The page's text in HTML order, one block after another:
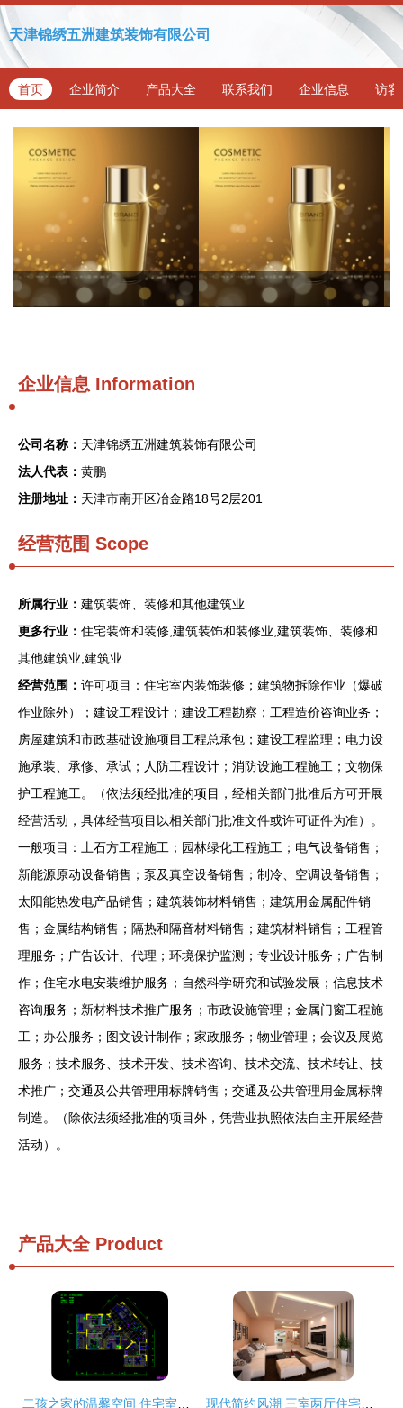
天津锦绣五洲建筑装饰有限公司
首页 企业简介 产品大全 联系我们 企业信息 访客
企业信息 Information
公司名称： 天津锦绣五洲建筑装饰有限公司
法人代表： 黄鹏
注册地址： 天津市南开区冶金路18号2层201
经营范围 Scope
所属行业： 建筑装饰、装修和其他建筑业
更多行业： 住宅装饰和装修,建筑装饰和装修业,建筑装饰、装修和
其他建筑业,建筑业
经营范围： 许可项目：住宅室内装饰装修；建筑物拆除作业（爆破
作业除外）；建设工程设计；建设工程勘察；工程造价咨询业务；
房屋建筑和市政基础设施项目工程总承包；建设工程监理；电力设
施承装、承修、承试；人防工程设计；消防设施工程施工；文物保
护工程施工。（依法须经批准的项目，经相关部门批准后方可开展
经营活动，具体经营项目以相关部门批准文件或许可证件为准）。
一般项目：土石方工程施工；园林绿化工程施工；电气设备销售；
新能源原动设备销售；泵及真空设备销售；制冷、空调设备销售；
太阳能热发电产品销售；建筑装饰材料销售；建筑用金属配件销
售；金属结构销售；隔热和隔音材料销售；建筑材料销售；工程管
理服务；广告设计、代理；环境保护监测；专业设计服务；广告制
作；住宅水电安装维护服务；自然科学研究和试验发展；信息技术
咨询服务；新材料技术推广服务；市政设施管理；金属门窗工程施
工；办公服务；图文设计制作；家政服务；物业管理；会议及展览
服务；技术服务、技术开发、技术咨询、技术交流、技术转让、技
术推广；交通及公共管理用标牌销售；交通及公共管理用金属标牌
制造。（除依法须经批准的项目外，凭营业执照依法自主开展经营
活动）。
产品大全Product